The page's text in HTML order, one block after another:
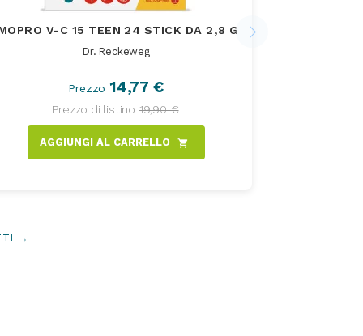
V-C 15 TEEN 24 STICK DA 2,8 G
Dr. Reckeweg
Prezzo 14,77 €
Prezzo di listino 19,90 €
AGGIUNGI AL CARRELLO shopping_cart
→